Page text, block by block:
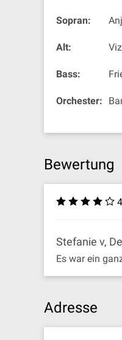
Sopran:
Alt:
Bass:
Orchester:
Bewertung
Stefanie v,
Es war ein
Adresse